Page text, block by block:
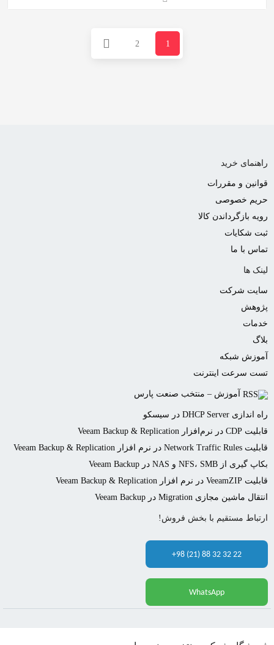
1
2
راهنمای خرید
قوانین و مقررات
حریم خصوصی
رویه بازگرداندن کالا
ثبت شکایات
تماس با ما
لینک ها
سایت شرکت
پژوهش
خدمات
بلاگ
آموزش شبکه
تست سرعت اینترنت
آموزش – منتخب صنعت پارس
راه اندازی DHCP Server در سیسکو
قابلیت CDP در نرم‌افزار Veeam Backup & Replication
قابلیت Network Traffic Rules در نرم افزار Veeam Backup & Replication
بکاپ گیری از NFS، SMB و NAS در Veeam Backup
قابلیت VeeamZIP در نرم افزار Veeam Backup & Replication
انتقال ماشین مجازی Migration در Veeam Backup
ارتباط مستقیم با بخش فروش!
+98 (21) 88 32 32 22
WhatsApp